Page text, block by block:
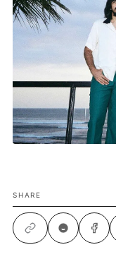
SHARE